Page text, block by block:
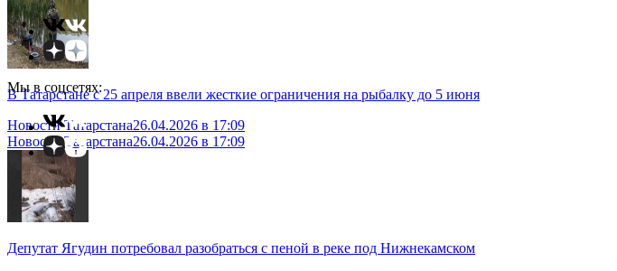
Мы в соцсетях:
В Татарстане с 25 апреля ввели жесткие ограничения на рыбалку до 5 июня
Новости Татарстана26.04.2026 в 17:09
Новости Татарстана26.04.2026 в 17:09
Депутат Ягудин потребовал разобраться с пеной в реке под Нижнекамском